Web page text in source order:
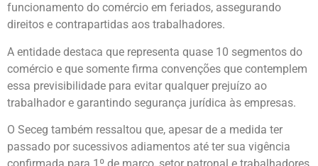
funcionamento do comércio em feriados, assegurando
direitos e contrapartidas aos trabalhadores.
A entidade destaca que representa quase 10 segmentos do
comércio e que somente firma convenções que contemplem
essa previsibilidade para evitar qualquer prejuízo ao
trabalhador e garantindo segurança jurídica às empresas.
O Seceg também ressaltou que, apesar de a medida ter
passado por sucessivos adiamentos até ter sua vigência